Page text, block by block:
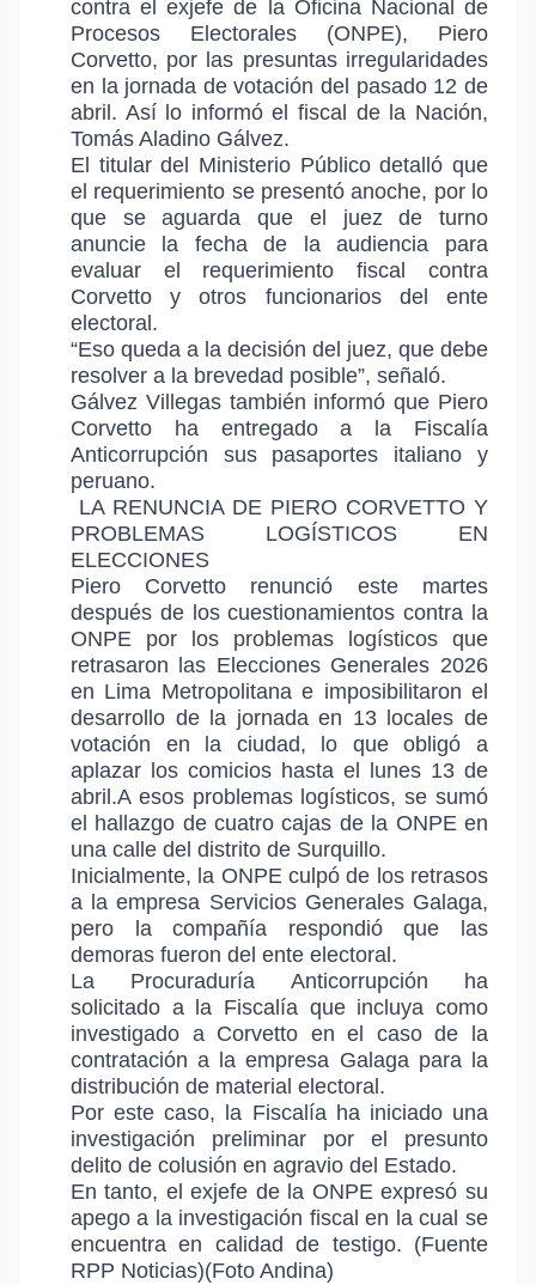
contra el exjefe de la Oficina Nacional de
Procesos Electorales (ONPE), Piero
Corvetto, por las presuntas irregularidades
en la jornada de votación del pasado 12 de
abril. Así lo informó el fiscal de la Nación,
Tomás Aladino Gálvez.
El titular del Ministerio Público detalló que
el requerimiento se presentó anoche, por lo
que se aguarda que el juez de turno
anuncie la fecha de la audiencia para
evaluar el requerimiento fiscal contra
Corvetto y otros funcionarios del ente
electoral.
“Eso queda a la decisión del juez, que debe
resolver a la brevedad posible”, señaló.
Gálvez Villegas también informó que Piero
Corvetto ha entregado a la Fiscalía
Anticorrupción sus pasaportes italiano y
peruano.
LA RENUNCIA DE PIERO CORVETTO Y
PROBLEMAS LOGÍSTICOS EN
ELECCIONES
Piero Corvetto renunció este martes
después de los cuestionamientos contra la
ONPE por los problemas logísticos que
retrasaron las Elecciones Generales 2026
en Lima Metropolitana e imposibilitaron el
desarrollo de la jornada en 13 locales de
votación en la ciudad, lo que obligó a
aplazar los comicios hasta el lunes 13 de
abril.A esos problemas logísticos, se sumó
el hallazgo de cuatro cajas de la ONPE en
una calle del distrito de Surquillo.
Inicialmente, la ONPE culpó de los retrasos
a la empresa Servicios Generales Galaga,
pero la compañía respondió que las
demoras fueron del ente electoral.
La Procuraduría Anticorrupción ha
solicitado a la Fiscalía que incluya como
investigado a Corvetto en el caso de la
contratación a la empresa Galaga para la
distribución de material electoral.
Por este caso, la Fiscalía ha iniciado una
investigación preliminar por el presunto
delito de colusión en agravio del Estado.
En tanto, el exjefe de la ONPE expresó su
apego a la investigación fiscal en la cual se
encuentra en calidad de testigo. (Fuente
RPP Noticias)(Foto Andina)